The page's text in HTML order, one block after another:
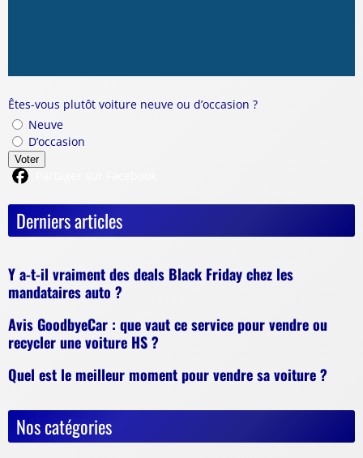
Êtes-vous plutôt voiture neuve ou d’occasion ?
Neuve
D’occasion
Voter
Derniers articles
Y a-t-il vraiment des deals Black Friday chez les
mandataires auto ?
Avis GoodbyeCar : que vaut ce service pour vendre ou
recycler une voiture HS ?
Quel est le meilleur moment pour vendre sa voiture ?
Nos catégories